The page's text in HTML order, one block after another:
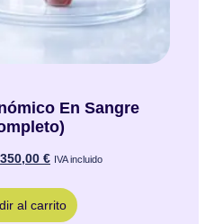
En Sangre
350,00 € IVA incluido
al carrito